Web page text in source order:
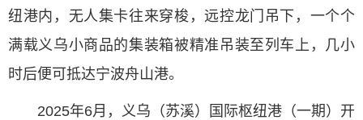
纽港内，无人集卡往来穿梭，远控龙门吊下，一个个
满载义乌小商品的集装箱被精准吊装至列车上，几小
时后便可抵达宁波舟山港。
2025年6月，义乌（苏溪）国际枢纽港（一期）开